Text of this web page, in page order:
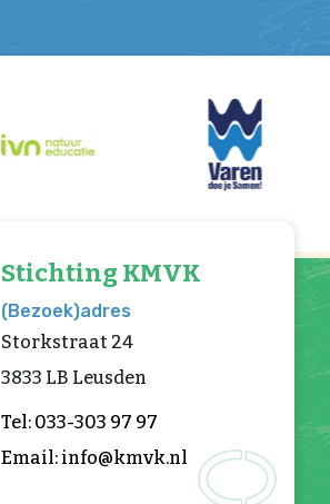
Stichting KMVK
(Bezoek)adres
Storkstraat 24
3833 LB Leusden
Tel: 033-303 97 97
Email: info@kmvk.nl